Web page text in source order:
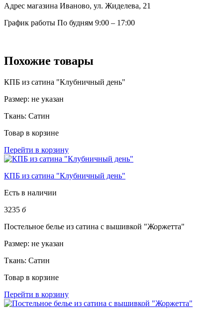
Адрес магазина Иваново, ул. Жиделева, 21
График работы По будням 9:00 – 17:00
Похожие товары
КПБ из сатина "Клубничный день"
Размер: не указан
Ткань: Сатин
Товар в корзине
Перейти в корзину
КПБ из сатина "Клубничный день"
Есть в наличии
3235 б
Постельное белье из сатина с вышивкой "Жоржетта"
Размер: не указан
Ткань: Сатин
Товар в корзине
Перейти в корзину